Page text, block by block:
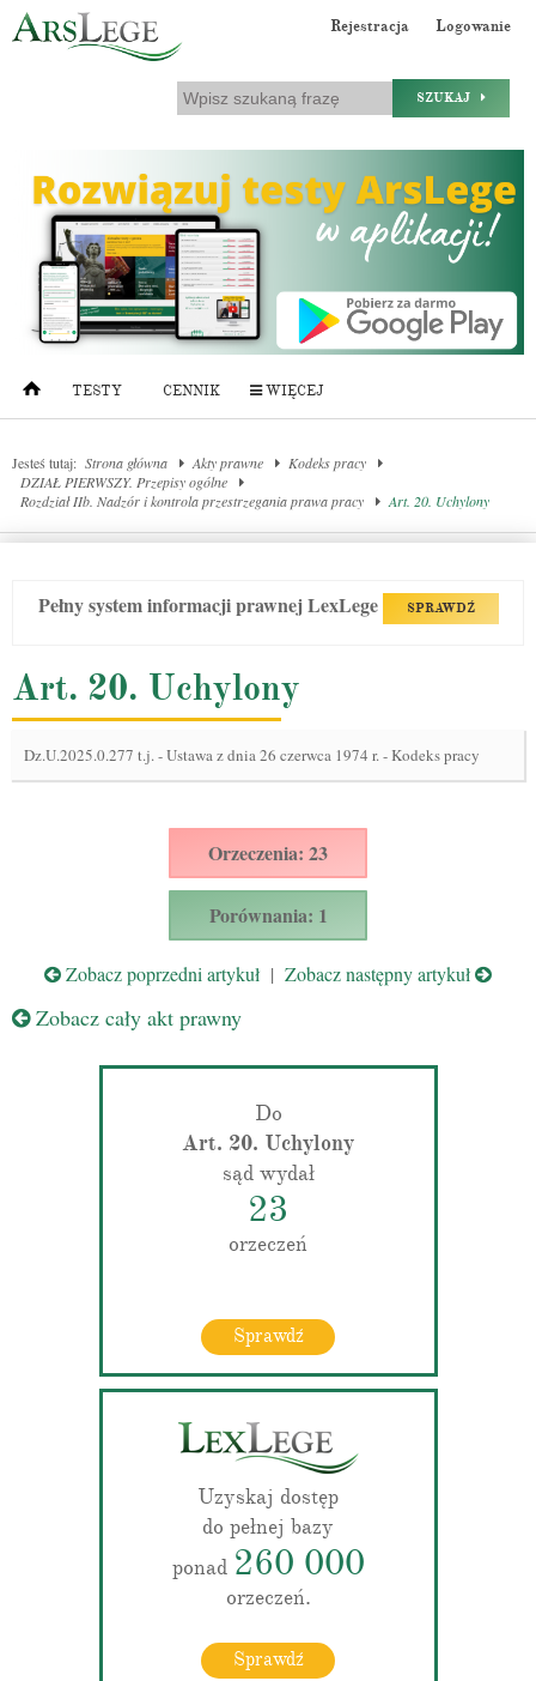
Rejestracja Logowanie
SZUKAJ
TESTY CENNIK WIĘCEJ
Jesteś tutaj: Strona główna Akty prawne
Kodeks pracy
DZIAŁ PIERWSZY. Przepisy ogólne
Rozdział IIb. Nadzór i kontrola przestrzegania prawa pracy
Art. 20. Uchylony
Pełny system informacji prawnej LexLege SPRAWDŹ
Art. 20. Uchylony
Dz.U.2025.0.277 t.j.-Ustawa z dnia 26 czerwca 1974 r. - Kodeks pracy
Orzeczenia: 23
Porównania: 1
Zobacz poprzedni artykuł | Zobacz następny artykuł
Zobacz cały akt prawny
Do
Art. 20. Uchylony
sąd wydał
23
orzeczeń
Sprawdź
Uzyskaj dostęp
do pełnej bazy
ponad 260 000
orzeczeń.
Sprawdź